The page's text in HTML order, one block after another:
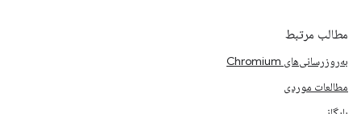
مطالب مرتبط
به‌روزرسانی‌های Chromium
مطالعات موردی